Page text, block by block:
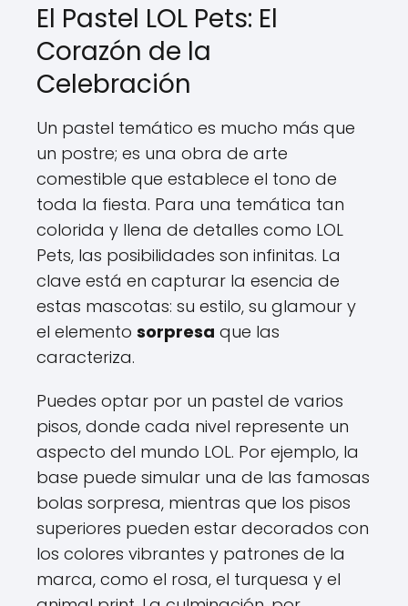
El Pastel LOL Pets: El
Corazón de la
Celebración
Un pastel temático es mucho más que
un postre; es una obra de arte
comestible que establece el tono de
toda la fiesta. Para una temática tan
colorida y llena de detalles como LOL
Pets, las posibilidades son infinitas. La
clave está en capturar la esencia de
estas mascotas: su estilo, su glamour y
el elemento sorpresa que las
caracteriza.
Puedes optar por un pastel de varios
pisos, donde cada nivel represente un
aspecto del mundo LOL. Por ejemplo, la
base puede simular una de las famosas
bolas sorpresa, mientras que los pisos
superiores pueden estar decorados con
los colores vibrantes y patrones de la
marca, como el rosa, el turquesa y el